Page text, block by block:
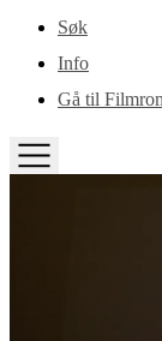
Gå til hovedinnhold
Søk
Info
Gå til